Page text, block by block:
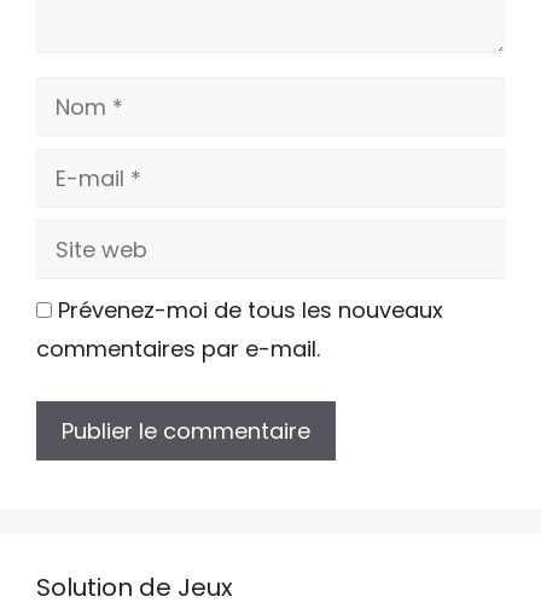
Nom
E-
Site
Prévenez-moi de tous les nouveaux
commentaires par e-mail.
Solution de Jeux